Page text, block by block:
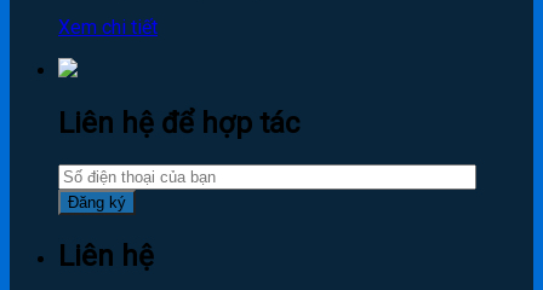
Xem chi tiết
Liên hệ để hợp tác
Liên hệ